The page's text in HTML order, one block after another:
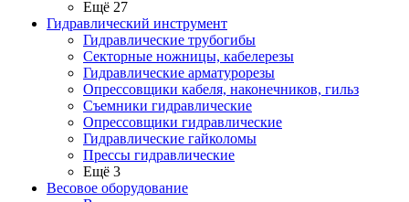
Ещё 27
Гидравлический инструмент
Гидравлические трубогибы
Секторные ножницы, кабелерезы
Гидравлические арматурорезы
Опрессовщики кабеля, наконечников, гильз
Съемники гидравлические
Опрессовщики гидравлические
Гидравлические гайколомы
Прессы гидравлические
Ещё 3
Весовое оборудование